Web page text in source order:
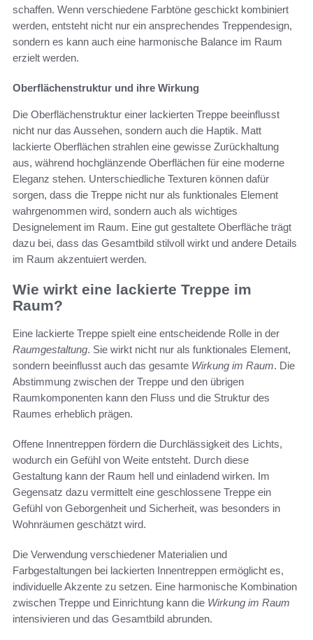
schaffen. Wenn verschiedene Farbtöne geschickt kombiniert
werden, entsteht nicht nur ein ansprechendes Treppendesign,
sondern es kann auch eine harmonische Balance im Raum
erzielt werden.
Oberflächenstruktur und ihre Wirkung
Die Oberflächenstruktur einer lackierten Treppe beeinflusst
nicht nur das Aussehen, sondern auch die Haptik. Matt
lackierte Oberflächen strahlen eine gewisse Zurückhaltung
aus, während hochglänzende Oberflächen für eine moderne
Eleganz stehen. Unterschiedliche Texturen können dafür
sorgen, dass die Treppe nicht nur als funktionales Element
wahrgenommen wird, sondern auch als wichtiges
Designelement im Raum. Eine gut gestaltete Oberfläche trägt
dazu bei, dass das Gesamtbild stilvoll wirkt und andere Details
im Raum akzentuiert werden.
Wie wirkt eine lackierte Treppe im
Raum?
Eine lackierte Treppe spielt eine entscheidende Rolle in der
Raumgestaltung. Sie wirkt nicht nur als funktionales Element,
sondern beeinflusst auch das gesamte Wirkung im Raum. Die
Abstimmung zwischen der Treppe und den übrigen
Raumkomponenten kann den Fluss und die Struktur des
Raumes erheblich prägen.
Offene Innentreppen fördern die Durchlässigkeit des Lichts,
wodurch ein Gefühl von Weite entsteht. Durch diese
Gestaltung kann der Raum hell und einladend wirken. Im
Gegensatz dazu vermittelt eine geschlossene Treppe ein
Gefühl von Geborgenheit und Sicherheit, was besonders in
Wohnräumen geschätzt wird.
Die Verwendung verschiedener Materialien und
Farbgestaltungen bei lackierten Innentreppen ermöglicht es,
individuelle Akzente zu setzen. Eine harmonische Kombination
zwischen Treppe und Einrichtung kann die Wirkung im Raum
intensivieren und das Gesamtbild abrunden.